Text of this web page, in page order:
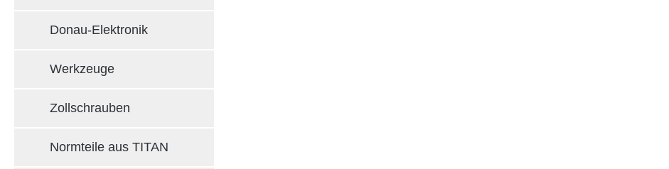
Donau-Elektronik
Werkzeuge
Zollschrauben
Normteile aus TITAN